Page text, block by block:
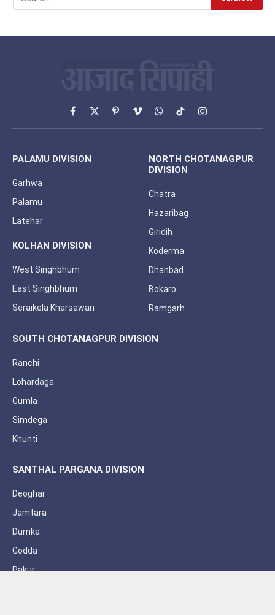
Facebook
X
(Twitter)
PinterestVimeoWhatsApp
TikTokInstagram
PALAMU DIVISION
Garhwa
Palamu
Latehar
KOLHAN DIVISION
West Singhbhum
East Singhbhum
Seraikela Kharsawan
NORTH CHOTANAGPUR
DIVISION
Chatra
Hazaribag
Giridih
Koderma
Dhanbad
Bokaro
Ramgarh
SOUTH CHOTANAGPUR DIVISION
Ranchi
Lohardaga
Gumla
Simdega
Khunti
SANTHAL PARGANA DIVISION
Deoghar
Jamtara
Dumka
Godda
Pakur